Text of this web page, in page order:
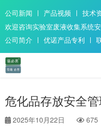
公司新闻 产品视频 技术
欢迎咨询实验室废液收集系统
公司简介
优诺产品专利
危化品存放安全
2025年10月22日 675